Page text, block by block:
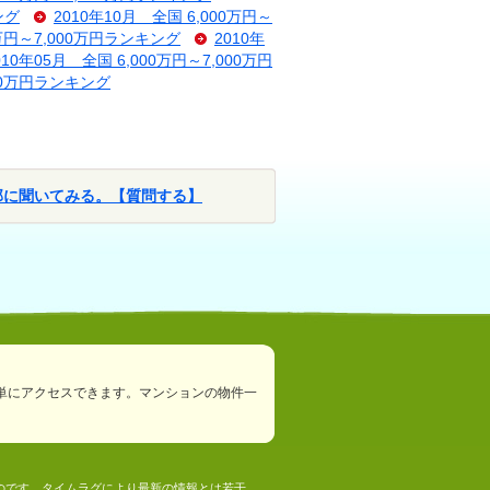
グ
2010年10月 全国 6,000万円～
～7,000万円ランキング
2010年
年05月 全国 6,000万円～7,000万円
円ランキング
聞いてみる。【質問する】
アクセスできます。マンションの物件一